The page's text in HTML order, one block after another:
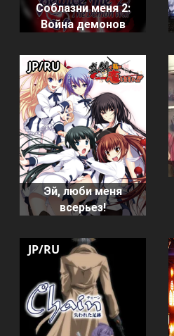
Соблазни меня 2:
Война демонов
Эй, люби меня
всерьез!
JP/RU
JP/RU